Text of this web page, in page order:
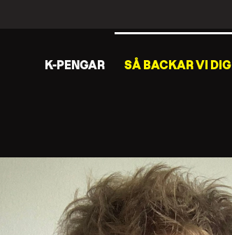
K-PENGAR SÅ BACKAR VI DIG